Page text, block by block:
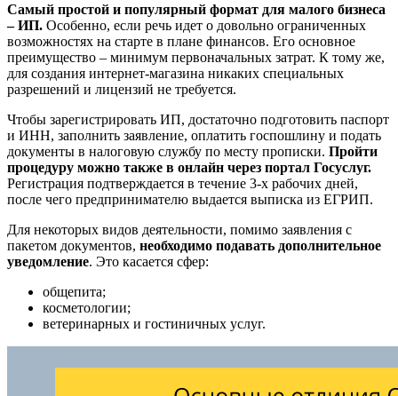
Самый простой и популярный формат для малого бизнеса
– ИП. Особенно, если речь идет о довольно ограниченных
возможностях на старте в плане финансов. Его основное
преимущество – минимум первоначальных затрат. К тому же,
для создания интернет-магазина никаких специальных
разрешений и лицензий не требуется.
Чтобы зарегистрировать ИП, достаточно подготовить паспорт
и ИНН, заполнить заявление, оплатить госпошлину и подать
документы в налоговую службу по месту прописки. Пройти
процедуру можно также в онлайн через портал Госуслуг.
Регистрация подтверждается в течение 3-х рабочих дней,
после чего предпринимателю выдается выписка из ЕГРИП.
Для некоторых видов деятельности, помимо заявления с
пакетом документов, необходимо подавать дополнительное
уведомление. Это касается сфер:
общепита;
косметологии;
ветеринарных и гостиничных услуг.